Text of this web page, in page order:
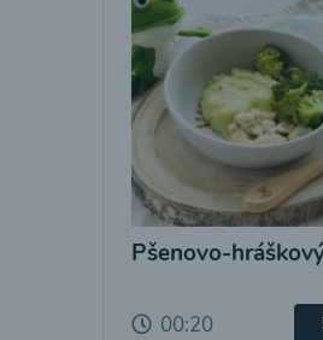
Pšenovo-
00:20